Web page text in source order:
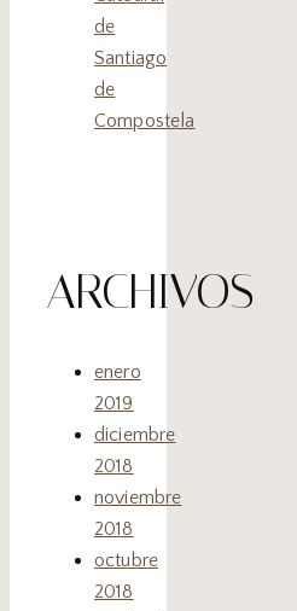
de
Santiago
de
Compostela
ARCHIVOS
enero
2019
diciembre
2018
noviembre
2018
octubre
2018